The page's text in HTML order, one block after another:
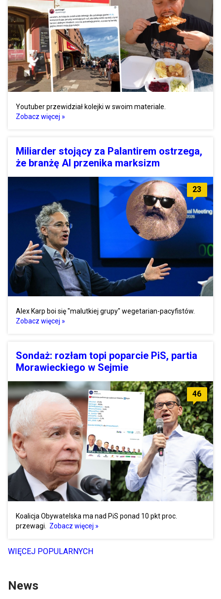
Youtuber przewidział kolejki w swoim materiale.
Zobacz więcej »
Miliarder stojący za Palantirem ostrzega,
że branżę AI przenika marksizm
23
Alex Karp boi się "malutkiej grupy" wegetarian-pacyfistów.
Zobacz więcej »
Sondaż: rozłam topi poparcie PiS, partia
Morawieckiego w Sejmie
46
Koalicja Obywatelska ma nad PiS ponad 10 pkt proc.
przewagi.
Zobacz więcej »
WIĘCEJ POPULARNYCH
News